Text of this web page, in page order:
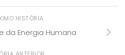
HISTÓRIA
da Energia Humana